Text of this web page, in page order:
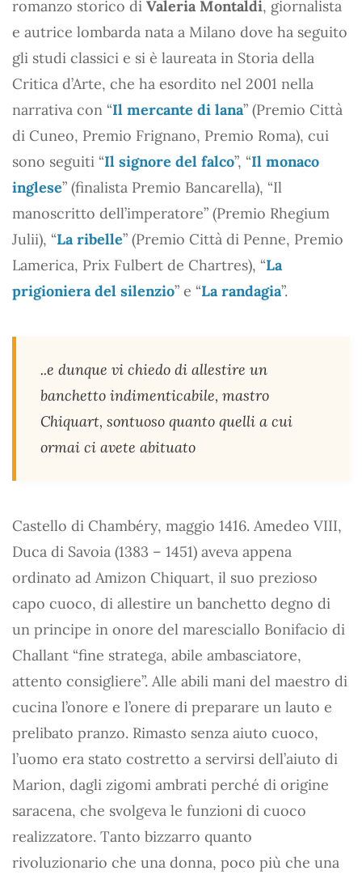
romanzo storico di Valeria Montaldi, giornalista
e autrice lombarda nata a Milano dove ha seguito
gli studi classici e si è laureata in Storia della
Critica d’Arte, che ha esordito nel 2001 nella
narrativa con “Il mercante di lana” (Premio Città
di Cuneo, Premio Frignano, Premio Roma), cui
sono seguiti “Il signore del falco”, “Il monaco
inglese” (finalista Premio Bancarella), “Il
manoscritto dell’imperatore” (Premio Rhegium
Julii), “La ribelle” (Premio Città di Penne, Premio
Lamerica, Prix Fulbert de Chartres), “La
prigioniera del silenzio” e “La randagia”.
..e dunque vi chiedo di allestire un
banchetto indimenticabile, mastro
Chiquart, sontuoso quanto quelli a cui
ormai ci avete abituato
Castello di Chambéry, maggio 1416. Amedeo VIII,
Duca di Savoia (1383 – 1451) aveva appena
ordinato ad Amizon Chiquart, il suo prezioso
capo cuoco, di allestire un banchetto degno di
un principe in onore del maresciallo Bonifacio di
Challant “fine stratega, abile ambasciatore,
attento consigliere”. Alle abili mani del maestro di
cucina l’onore e l’onere di preparare un lauto e
prelibato pranzo. Rimasto senza aiuto cuoco,
l’uomo era stato costretto a servirsi dell’aiuto di
Marion, dagli zigomi ambrati perché di origine
saracena, che svolgeva le funzioni di cuoco
realizzatore. Tanto bizzarro quanto
rivoluzionario che una donna, poco più che una